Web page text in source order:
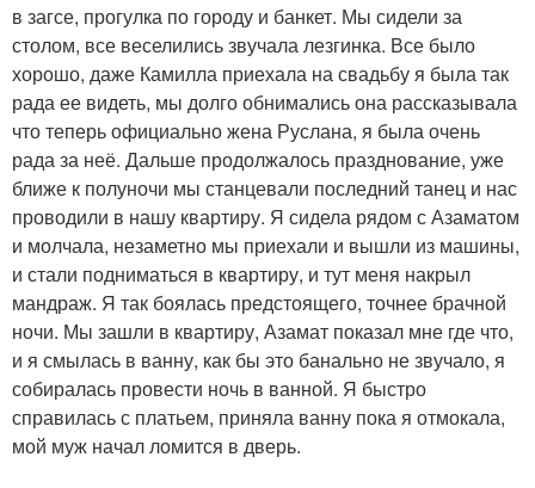
в загсе, прогулка по городу и банкет. Мы сидели за
столом, все веселились звучала лезгинка. Все было
хорошо, даже Камилла приехала на свадьбу я была так
рада ее видеть, мы долго обнимались она рассказывала
что теперь официально жена Руслана, я была очень
рада за неё. Дальше продолжалось празднование, уже
ближе к полуночи мы станцевали последний танец и нас
проводили в нашу квартиру. Я сидела рядом с Азаматом
и молчала, незаметно мы приехали и вышли из машины,
и стали подниматься в квартиру, и тут меня накрыл
мандраж. Я так боялась предстоящего, точнее брачной
ночи. Мы зашли в квартиру, Азамат показал мне где что,
и я смылась в ванну, как бы это банально не звучало, я
собиралась провести ночь в ванной. Я быстро
справилась с платьем, приняла ванну пока я отмокала,
мой муж начал ломится в дверь.